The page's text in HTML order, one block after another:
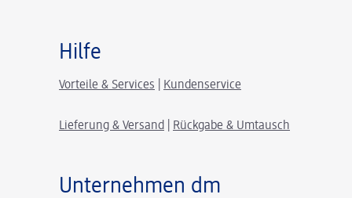
Hilfe
Vorteile & Services Kundenservice
Lieferung & Versand Rückgabe & Umtausch
Unternehmen dm